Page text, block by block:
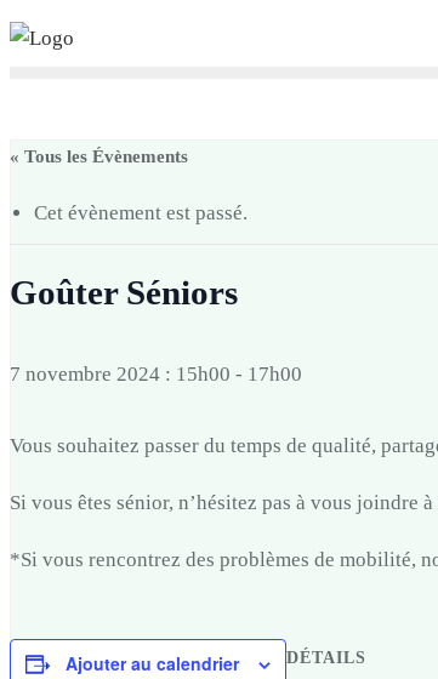
Skip
« Tous les Évènements
Cet évènement est passé.
Goûter Séniors
7 novembre 2024 : 15h00 - 17h00
Vous souhaitez passer du temps de qualité,
Si vous êtes sénior, n’hésitez pas à vous joindre à
*Si vous rencontrez des problèmes de mobilité,
Ajouter au calendrier DÉTAILS